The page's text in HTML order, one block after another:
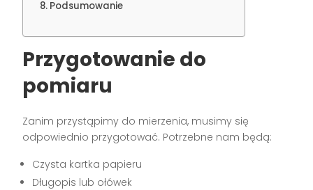
Podsumowanie
Przygotowanie do
pomiaru
Zanim przystąpimy do mierzenia, musimy się
odpowiednio przygotować. Potrzebne nam będą:
Czysta kartka papieru
Długopis lub ołówek